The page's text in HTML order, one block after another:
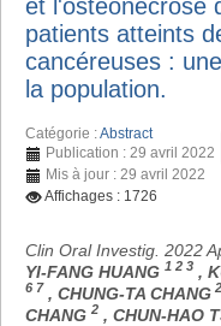
et l'ostéonécrose
patients atteints
cancéreuses :
la population.
Catégorie :Abstract
Publication : 29 avril 2022
Mis à jour : 29 avril 2022
Affichages : 1726
Clin Oral Investig. 2022
YI-FANG HUANG 1 2 3 ,
6 7 , CHUNG-TA CHANG
CHANG 2 , CHUN-HAO